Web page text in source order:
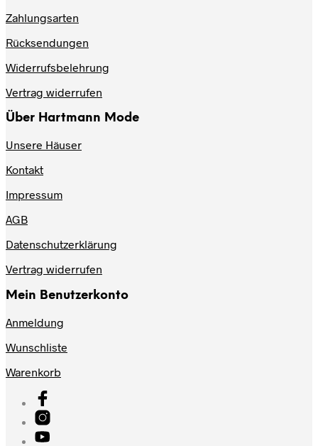
Zahlungsarten
Rücksendungen
Widerrufsbelehrung
Vertrag widerrufen
Über Hartmann Mode
Unsere Häuser
Kontakt
Impressum
AGB
Datenschutzerklärung
Vertrag widerrufen
Mein Benutzerkonto
Anmeldung
Wunschliste
Warenkorb